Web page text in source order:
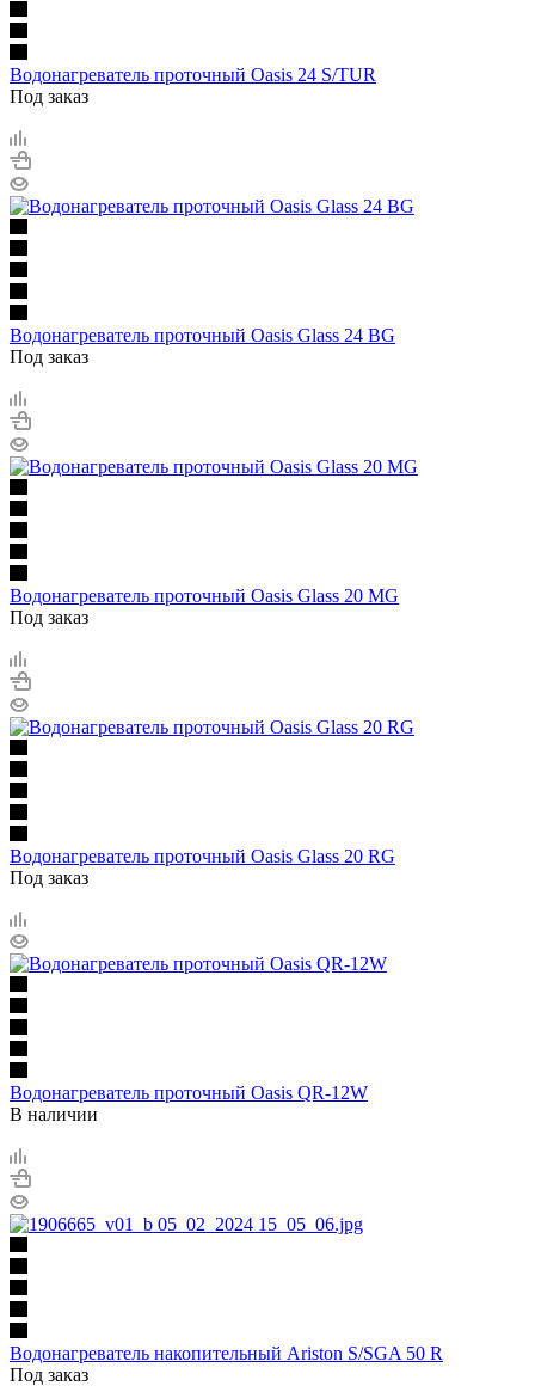
Водонагреватель проточный Oasis 24 S/TUR
Под заказ
Водонагреватель проточный Oasis Glass 24 BG
Под заказ
Водонагреватель проточный Oasis Glass 20 MG
Под заказ
Водонагреватель проточный Oasis Glass 20 RG
Под заказ
Водонагреватель проточный Oasis QR-12W
В наличии
Водонагреватель накопительный Ariston S/SGA 50 R
Под заказ